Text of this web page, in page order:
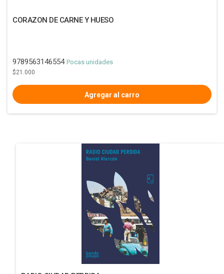
CORAZON DE CARNE Y HUESO
9789563146554 Pocas unidades
$21.000